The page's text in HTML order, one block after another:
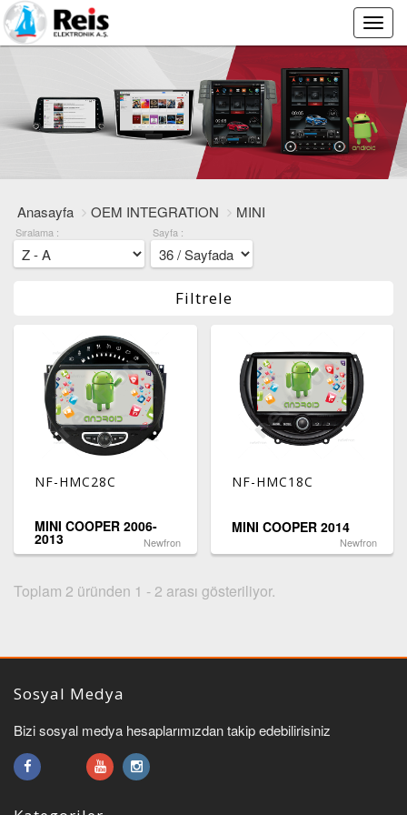
Main
Menu
Anasayfa OEM INTEGRATION MINI
Sıralama : Sayfa :
Filtrele
NF-HMC28C
MINI COOPER 2006-
2013 Newfron
NF-HMC18C
MINI COOPER 2014
Newfron
Toplam 2 üründen 1 - 2 arası gösteriliyor.
Sosyal Medya
Bizi sosyal medya hesaplarımızdan takip edebilirisiniz